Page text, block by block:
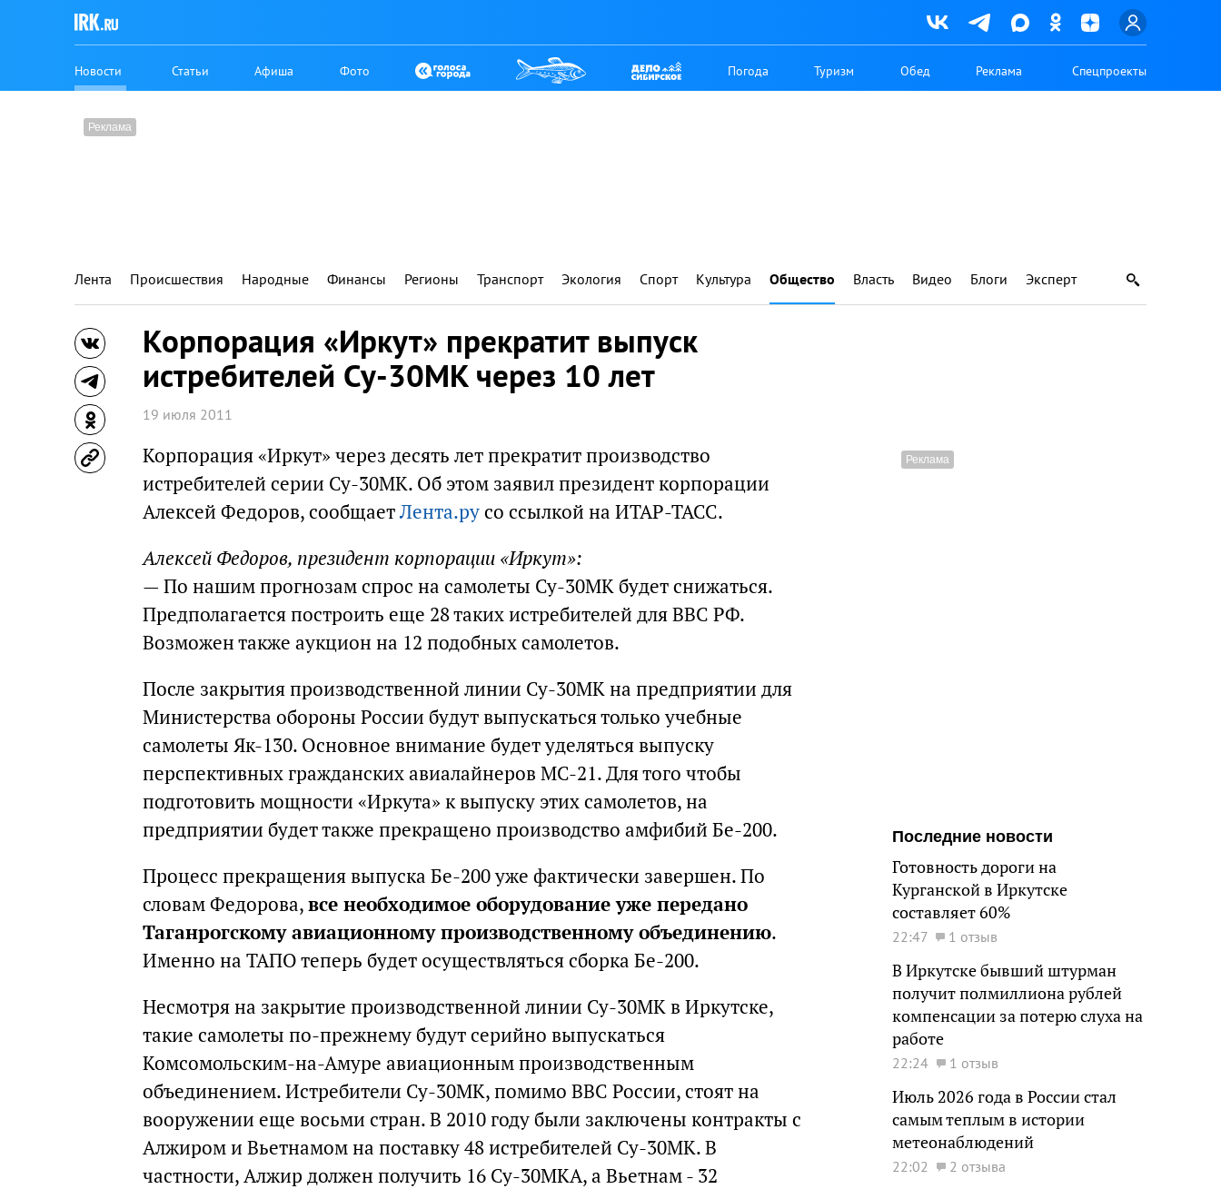
Новости Статьи Афиша Фото Погода Туризм Обед Реклама Спецпроекты
Лента Происшествия Народные Финансы Регионы Транспорт Экология Спорт Культура Общество Власть Видео Блоги Эксперт
Корпорация «Иркут» прекратит выпуск
истребителей Су-30МК через 10 лет
19 июля 2011
Корпорация «Иркут» через десять лет прекратит производство
истребителей серии Су-30МК. Об этом заявил президент корпорации
Алексей Федоров, сообщаетЛента.русо ссылкой на ИТАР-ТАСС.
Алексей Федоров, президент корпорации «Иркут»:
— По нашим прогнозам спрос на самолеты Су-30МК будет снижаться.
Предполагается построить еще 28 таких истребителей для ВВС РФ.
Возможен также аукцион на 12 подобных самолетов.
После закрытия производственной линии Су-30МК на предприятии для
Министерства обороны России будут выпускаться только учебные
самолеты Як-130. Основное внимание будет уделяться выпуску
перспективных гражданских авиалайнеров МС-21. Для того чтобы
подготовить мощности «Иркута» к выпуску этих самолетов, на
предприятии будет также прекращено производство амфибий Бе-200.
Процесс прекращения выпуска Бе-200 уже фактически завершен. По
словам Федорова,все необходимое оборудование уже передано
Таганрогскому авиационному производственному объединению.
Именно на ТАПО теперь будет осуществляться сборка Бе-200.
Несмотря на закрытие производственной линии Су-30МК в Иркутске,
такие самолеты по-прежнему будут серийно выпускаться
Комсомольским-на-Амуре авиационным производственным
объединением. Истребители Су-30МК, помимо ВВС России, стоят на
вооружении еще восьми стран. В 2010 году были заключены контракты с
Алжиром и Вьетнамом на поставку 48 истребителей Су-30МК. В
частности, Алжир должен получить 16 Су-30МКА, а Вьетнам - 32
Последние новости
Готовность дороги на
Курганской в Иркутске
составляет 60%
22:47 1 отзыв
В Иркутске бывший штурман
получит полмиллиона рублей
компенсации за потерю слуха на
работе
22:24 1 отзыв
Июль 2026 года в России стал
самым теплым в истории
метеонаблюдений
22:02 2 отзыва